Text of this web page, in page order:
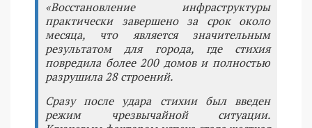
«Восстановление инфраструктуры
практически завершено за срок около
месяца, что является значительным
результатом для города, где стихия
повредила более 200 домов и полностью
разрушила 28 строений.
Сразу после удара стихии был введен
режим чрезвычайной ситуации.